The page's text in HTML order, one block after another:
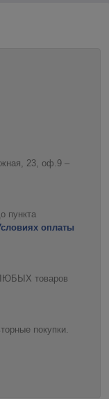
23, оф.9 –
пункта
оплаты
ЛЮБЫХ товаров
покупки.